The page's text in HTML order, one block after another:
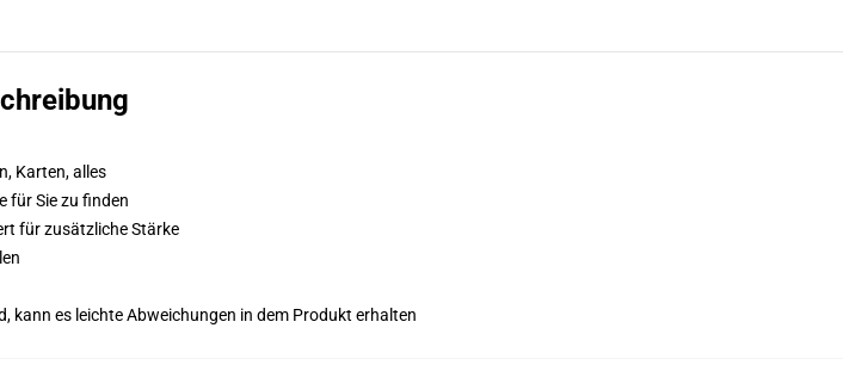
Karten, alles
für Sie zu finden
für zusätzliche Stärke
kann es leichte Abweichungen in dem Produkt erhalten